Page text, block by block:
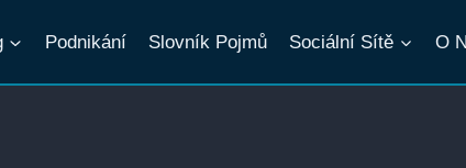
Podnikání Slovník Pojmů Sociální Sítě O